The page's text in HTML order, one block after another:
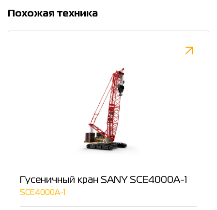
Похожая техника
Гусеничный кран SANY SCE4000A-1
SCE4000A-1